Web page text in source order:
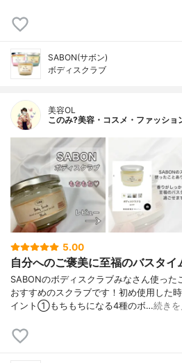
SABON(サボン)
ボディスクラブ
美容OL
このみ?美容・コスメ・ファッショ
5.00
自分へのご褒美に至福のバスタイ
SABONのボディスクラブみなさん使った
おすすめのスクラブです！初め使用した
イント①もちもちになる4種のボ…続き